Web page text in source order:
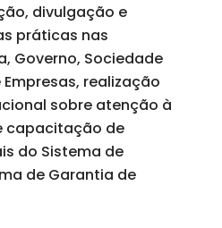
divulgação e
práticas nas
Governo, Sociedade
realização
sobre atenção à
capacitação de
do Sistema de
de Garantia de